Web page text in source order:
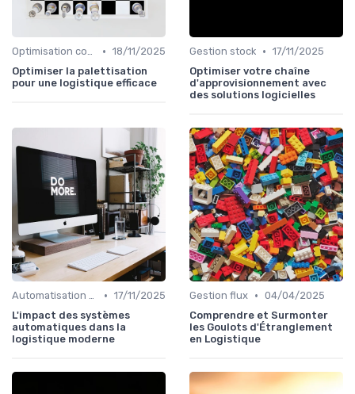
Optimisation coûts • 18/11/2025
Optimiser la palettisation
pour une logistique efficace
Gestion stock • 17/11/2025
Optimiser votre chaîne
d'approvisionnement avec
des solutions logicielles
Automatisation processus • 17/11/2025
L'impact des systèmes
automatiques dans la
logistique moderne
Gestion flux • 04/04/2025
Comprendre et Surmonter
les Goulots d'Étranglement
en Logistique